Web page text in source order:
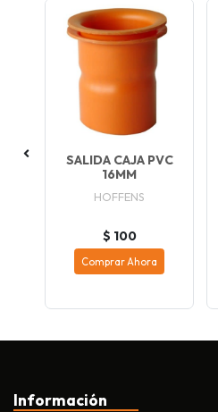
SALIDA CAJA PVC
16MM
HOFFENS
$ 100
Comprar Ahora
Información